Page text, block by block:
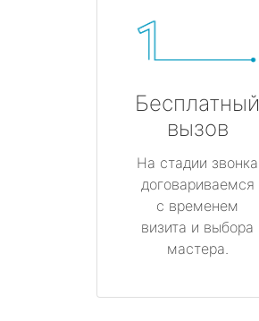
Бесплатный
вызов
На стадии звонка
договариваемся
с временем
визита и выбора
мастера.